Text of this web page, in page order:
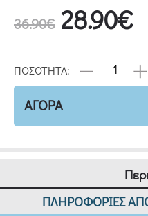
36.90€ 28.90€
ΠΟΣΟΤΗΤΑ:
ΑΓΟΡΑ
ΠΛΗΡΟΦΟΡΙΕΣ